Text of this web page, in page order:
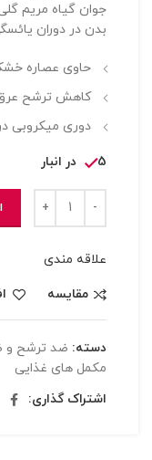
جوان گیاه مریم
بدن در دوران
حاوی عصاره
کاهش ترشح عرق
دوری میکروبی
5 در انبار
علاقه مندی
مقایسه
دسته: ضد ترشح و
مکمل های غذایی
اشتراک گذاری: